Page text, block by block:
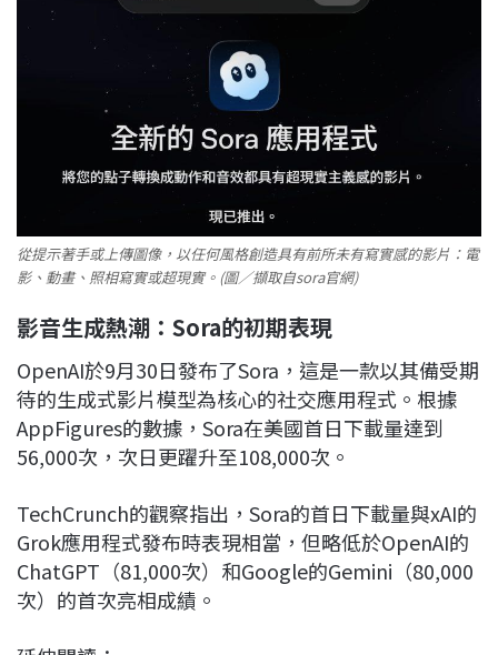
從提示著手或上傳圖像，以任何風格創造具有前所未有寫實感的影片：電
影、動畫、照相寫實或超現實。(圖／擷取自sora官網)
影音生成熱潮：Sora的初期表現
OpenAI於9月30日發布了Sora，這是一款以其備受期
待的生成式影片模型為核心的社交應用程式。根據
AppFigures的數據，Sora在美國首日下載量達到
56,000次，次日更躍升至108,000次。
TechCrunch的觀察指出，Sora的首日下載量與xAI的
Grok應用程式發布時表現相當，但略低於OpenAI的
ChatGPT（81,000次）和Google的Gemini（80,000
次）的首次亮相成績。